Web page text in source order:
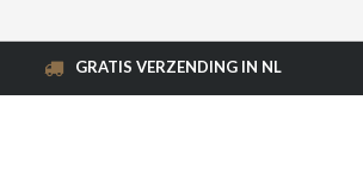
GRATIS VERZENDING IN NL